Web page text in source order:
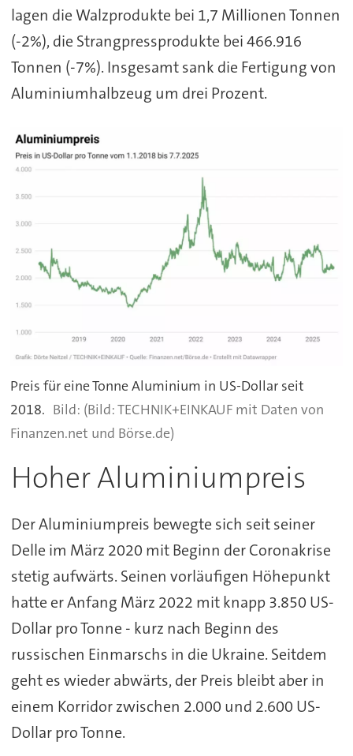
lagen die Walzprodukte bei 1,7 Millionen Tonnen
(-2%), die Strangpressprodukte bei 466.916
Tonnen (-7%). Insgesamt sank die Fertigung von
Aluminiumhalbzeug um drei Prozent.
Preis für eine Tonne Aluminium in US-Dollar seit
2018.
(Bild: TECHNIK+EINKAUF mit Daten von
Finanzen.net und Börse.de)
Hoher Aluminiumpreis
Der Aluminiumpreis bewegte sich seit seiner
Delle im März 2020 mit Beginn der Coronakrise
stetig aufwärts. Seinen vorläufigen Höhepunkt
hatte er Anfang März 2022 mit knapp 3.850 US-
Dollar pro Tonne - kurz nach Beginn des
russischen Einmarschs in die Ukraine. Seitdem
geht es wieder abwärts, der Preis bleibt aber in
einem Korridor zwischen 2.000 und 2.600 US-
Dollar pro Tonne.